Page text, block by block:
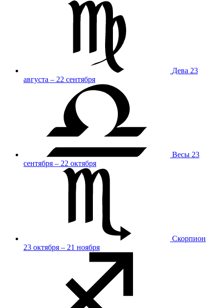
Дева 23
августа – 22 сентября
Весы 23
сентября – 22 октября
Скорпион
23 октября – 21 ноября